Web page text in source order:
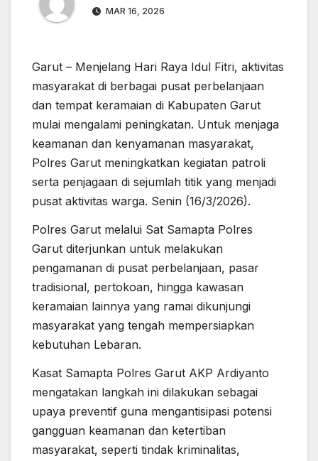
MAR 16, 2026
Garut – Menjelang Hari Raya Idul Fitri, aktivitas
masyarakat di berbagai pusat perbelanjaan
dan tempat keramaian di Kabupaten Garut
mulai mengalami peningkatan. Untuk menjaga
keamanan dan kenyamanan masyarakat,
Polres Garut meningkatkan kegiatan patroli
serta penjagaan di sejumlah titik yang menjadi
pusat aktivitas warga. Senin (16/3/2026).
Polres Garut melalui Sat Samapta Polres
Garut diterjunkan untuk melakukan
pengamanan di pusat perbelanjaan, pasar
tradisional, pertokoan, hingga kawasan
keramaian lainnya yang ramai dikunjungi
masyarakat yang tengah mempersiapkan
kebutuhan Lebaran.
Kasat Samapta Polres Garut AKP Ardiyanto
mengatakan langkah ini dilakukan sebagai
upaya preventif guna mengantisipasi potensi
gangguan keamanan dan ketertiban
masyarakat, seperti tindak kriminalitas,